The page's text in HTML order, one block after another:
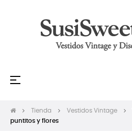
Navegación
☰
Tienda Vestidos Vintage
puntitos y flores